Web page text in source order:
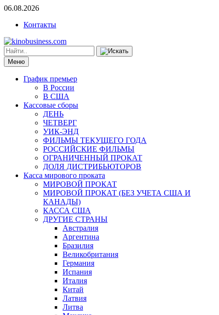
06.08.2026
Контакты
Меню
График премьер
В России
В США
Кассовые сборы
ДЕНЬ
ЧЕТВЕРГ
УИК-ЭНД
ФИЛЬМЫ ТЕКУЩЕГО ГОДА
РОССИЙСКИЕ ФИЛЬМЫ
ОГРАНИЧЕННЫЙ ПРОКАТ
ДОЛЯ ДИСТРИБЬЮТОРОВ
Касса мирового проката
МИРОВОЙ ПРОКАТ
МИРОВОЙ ПРОКАТ (БЕЗ УЧЕТА США И
КАНАДЫ)
КАССА США
ДРУГИЕ СТРАНЫ
Австралия
Аргентина
Бразилия
Великобритания
Германия
Испания
Италия
Китай
Латвия
Литва